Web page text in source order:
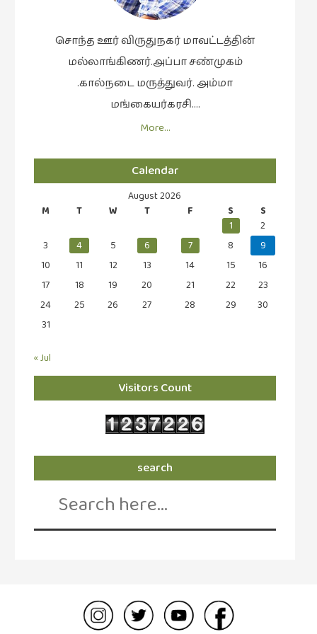
சொந்த ஊர் விருதுநகர் மாவட்டத்தின்
மல்லாங்கிணர்.அப்பா சண்முகம்
.கால்நடை மருத்துவர். அம்மா
மங்கையர்கரசி….
More…
Calendar
August 2026
M
T W T F S
S
1
2
3
4 5 6 7 8
9
10
11 12 13 14 15
16
17
18 19 20 21 22
23
24
25 26 27 28 29
30
31
« Jul
Visitors Count
search
Search